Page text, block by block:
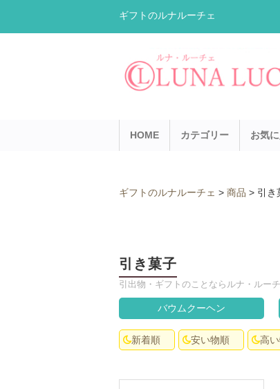
ギフトのルナルーチェ
HOME カテゴリー お気
ギフトのルナルーチェ > 商品 > 引き
引き菓子
引出物・ギフトのことならルナ・ルー
バウムクーヘン
新着順 安い物順 高